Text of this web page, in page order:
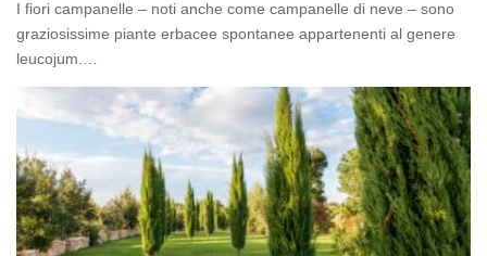
I fiori campanelle – noti anche come campanelle di neve – sono
graziosissime piante erbacee spontanee appartenenti al genere
leucojum.…